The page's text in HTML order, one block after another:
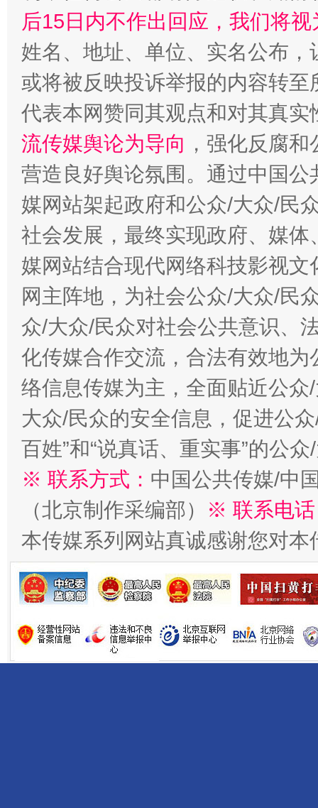
千年窑火 生生不息 一
受贿1.44亿！段成刚被判无期 从幼
后15日内不作出回应，我们将
姓名、地址、单位、实名公布
或将被反映投诉举报的内容转
代表本网赞同其观点和对其真实
流传媒舆论为导向 ，强化反腐
营造良好舆论氛围。通过中国
媒网站架起政府和公众/大众/民
社会发展，最终实现政府、媒
媒网站结合现代网络科技影视
网主阵地，为社会公众/大众/民
众/大众/民众对社会公共意识、
化传媒合作交流，合法有效地
络信息传媒为主，全面贴近公
大众/民众的安全信息，促进公
百姓”和“说真话、重实事”的公
※ 联系方式： 中国公共传媒/中
（北京制作采编部）
※ 联系电
本传媒系列网站真诚感谢您对